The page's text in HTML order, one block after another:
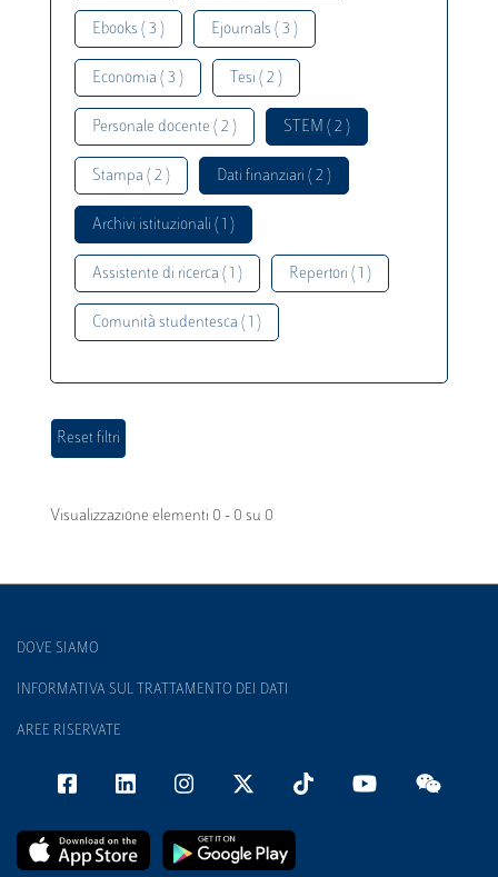
Ebooks ( 3 ) Ejournals ( 3 )
Economia ( 3 ) Tesi ( 2 )
Personale docente ( 2 ) STEM ( 2 )
Stampa ( 2 ) Dati finanziari ( 2 )
Archivi istituzionali ( 1 )
Assistente di ricerca ( 1 ) Repertori ( 1 )
Comunità studentesca ( 1 )
Visualizzazione elementi 0 - 0 su 0
DOVE SIAMO
INFORMATIVA SUL TRATTAMENTO DEI DATI
AREE RISERVATE